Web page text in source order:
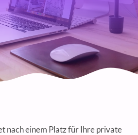
nach einem Platz für Ihre private